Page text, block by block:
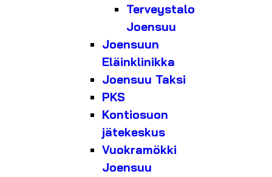
Terveystalo
Joensuu
Joensuun
Eläinklinikka
Joensuu Taksi
PKS
Kontiosuon
jätekeskus
Vuokramökki
Joensuu